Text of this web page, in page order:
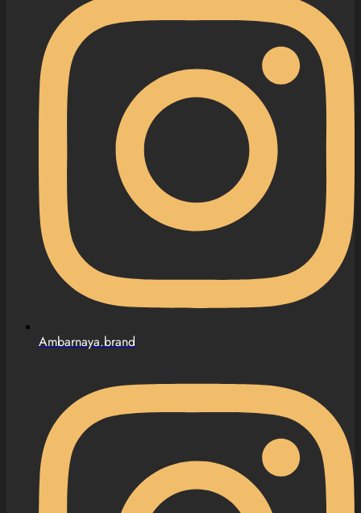
Ambarnaya.brand